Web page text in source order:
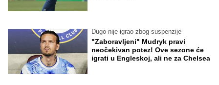
Dugo nije igrao zbog suspenzije
"Zaboravljeni" Mudryk pravi
neočekivan potez! Ove sezone će
igrati u Engleskoj, ali ne za Chelsea